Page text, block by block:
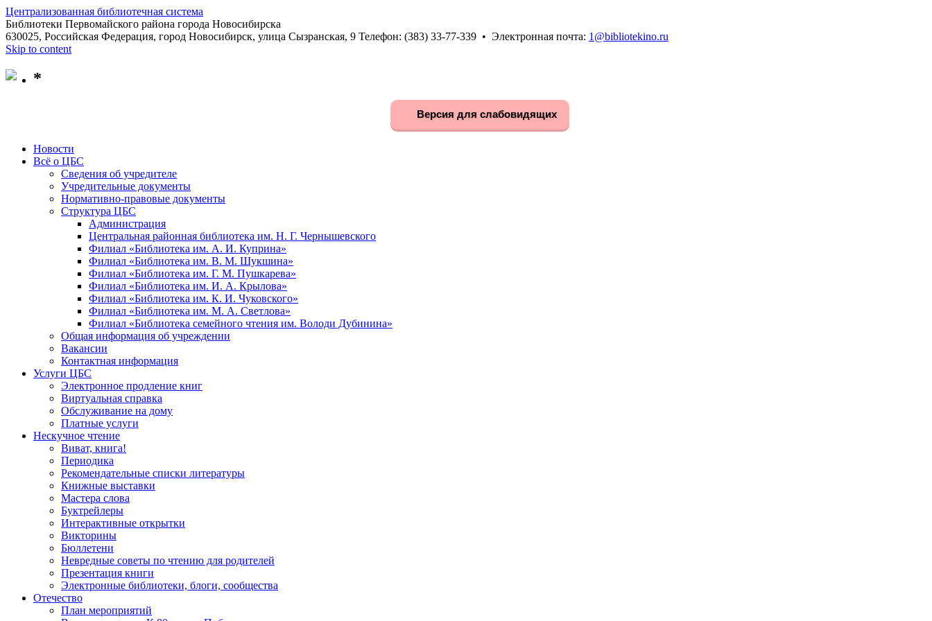
Централизованная библиотечная система
Библиотеки Первомайского района города Новосибирска
630025, Российская Федерация, город Новосибирск, улица Сызранская, 9 Телефон: (383) 33-77-339 • Электронная почта: 1@bibliotekino.ru
Skip to content
*
Версия для слабовидящих
Новости
Всё о ЦБС
Сведения об учредителе
Учредительные документы
Нормативно-правовые документы
Структура ЦБС
Администрация
Центральная районная библиотека им. Н. Г. Чернышевского
Филиал «Библиотека им. А. И. Куприна»
Филиал «Библиотека им. В. М. Шукшина»
Филиал «Библиотека им. Г. М. Пушкарева»
Филиал «Библиотека им. И. А. Крылова»
Филиал «Библиотека им. К. И. Чуковского»
Филиал «Библиотека им. М. А. Светлова»
Филиал «Библиотека семейного чтения им. Володи Дубинина»
Общая информация об учреждении
Вакансии
Контактная информация
Услуги ЦБС
Электронное продление книг
Виртуальная справка
Обслуживание на дому
Платные услуги
Нескучное чтение
Виват, книга!
Периодика
Рекомендательные списки литературы
Книжные выставки
Мастера слова
Буктрейлеры
Интерактивные открытки
Викторины
Бюллетени
Невредные советы по чтению для родителей
Презентация книги
Электронные библиотеки, блоги, сообщества
Отечество
План мероприятий